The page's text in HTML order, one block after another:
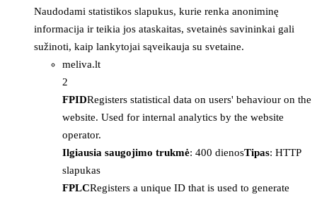
Naudodami statistikos slapukus, kurie renka anoniminę
informacija ir teikia jos ataskaitas, svetainės savininkai gali
sužinoti, kaip lankytojai sąveikauja su svetaine.
meliva.lt
2
FPIDRegisters statistical data on users' behaviour on the
website. Used for internal analytics by the website
operator.
Ilgiausia saugojimo trukmė: 400 dienosTipas: HTTP
slapukas
FPLCRegisters a unique ID that is used to generate